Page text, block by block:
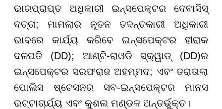
ଭାରପ୍ରାପ୍ତ ଅଧିକାରୀ ଇନ୍ସପେକ୍ଟର ଦେବାସିସ୍
ଦତ୍ତା; ମାମଲାର ନୂତନ ତଦନ୍ତକାରୀ ଅଧିକାରୀ
ଭାବରେ କାର୍ଯ୍ୟ କରିବେ ଇନ୍ସପେକ୍ଟର ହୀରାକ
ଦଳପତି (DD); ଆଣ୍ଟି-ରାଓଡି ସ୍କ୍ୱାଡ୍ (DD)ର
ଇନ୍ସପେକ୍ଟର ସରଫରାଜ ଅହମ୍ମଦ; ଏବଂ ତରାତାଲା
ପୋଲିସ ଷ୍ଟେସନର ସବ-ଇନ୍ସପେକ୍ଟର ମାନସ
ଭଟ୍ଟାଚାର୍ଯ୍ୟ ଏବଂ କୁଶଲ ମଣ୍ଡଳ ଅନ୍ତର୍ଭୁକ୍ତ।